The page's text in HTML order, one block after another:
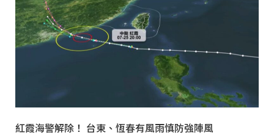
紅霞海警解除！ 台東、恆春有風雨慎防強陣風